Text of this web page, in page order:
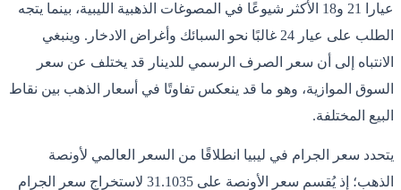
عيارا 21 و18 الأكثر شيوعًا في المصوغات الذهبية الليبية، بينما يتجه
الطلب على عيار 24 غالبًا نحو السبائك وأغراض الادخار. وينبغي
الانتباه إلى أن سعر الصرف الرسمي للدينار قد يختلف عن سعر
السوق الموازية، وهو ما قد ينعكس تفاوتًا في أسعار الذهب بين نقاط
البيع المختلفة.
يتحدد سعر الجرام في ليبيا انطلاقًا من السعر العالمي لأونصة
الذهب؛ إذ يُقسم سعر الأونصة على 31.1035 لاستخراج سعر الجرام